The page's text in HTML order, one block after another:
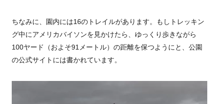
ちなみに、園内には16のトレイルがあります。もしトレッキン
グ中にアメリカバイソンを見かけたら、ゆっくり歩きながら
100ヤード（およそ91メートル）の距離を保つようにと、公園
の公式サイトには書かれています。